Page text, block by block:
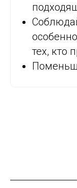
тех, кто